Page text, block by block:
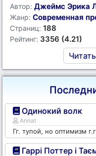
Автор: Джеймс Эрика
Жанр: Современная
Страниц: 188
Рейтинг: 3356 (4.21)
Читать
Одинокий волк
Annat
Гг. тупой, но оптимизм
Гаррі Поттер і